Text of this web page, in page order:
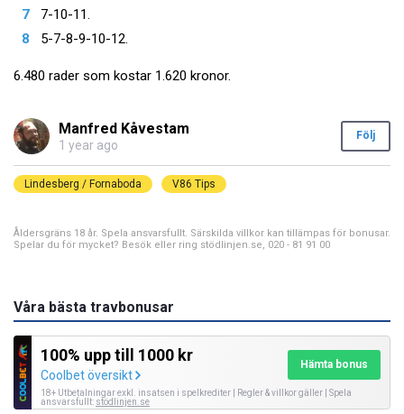
7-10-11.
5-7-8-9-10-12.
6.480 rader som kostar 1.620 kronor.
Manfred Kåvestam
1 year ago
Följ
Lindesberg / Fornaboda V86 Tips
Åldersgräns 18 år. Spela ansvarsfullt. Särskilda villkor kan tillämpas för bonusar.
Spelar du för mycket? Besök eller ring stödlinjen.se, 020 - 81 91 00
Våra bästa travbonusar
100% upp till 1000 kr
Coolbet översikt
Hämta bonus
18+ Utbetalningar exkl. insatsen i spelkrediter | Regler & villkor gäller | Spela
ansvarsfullt: stödlinjen.se